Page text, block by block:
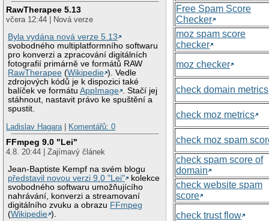
RawTherapee 5.13
včera 12:44 | Nová verze
Byla vydána nová verze 5.13
svobodného multiplatformního softwaru
pro konverzi a zpracování digitálních
fotografií primárně ve formátů RAW
RawTherapee (Wikipedie ). Vedle
zdrojových kódů je k dispozici také
balíček ve formátuAppImage . Stačí jej
stáhnout, nastavit právo ke spuštění a
spustit.
Ladislav Hagara
Komentářů: 0
FFmpeg 9.0 "Lei"
4.8. 20:44 | Zajímavý článek
Jean-Baptiste Kempf na svém blogu
představil novou verzi 9.0 "Lei"
kolekce
svobodného softwaru umožňujícího
nahrávání, konverzi a streamovaní
digitálního zvuku a obrazu FFmpeg
(Wikipedie ).
Free Spam Score
Checker
moz spam score
checker
moz checker
check domain metrics
check moz metrics
check moz spam
check spam score of
domain
check website spam
score
check trust flow